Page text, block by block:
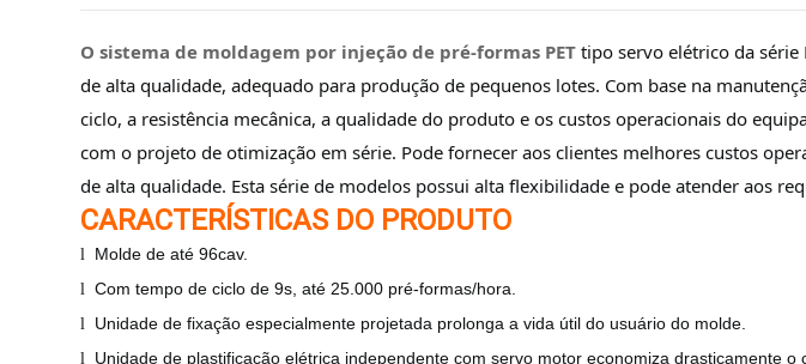
O sistema de moldagem por injeção de pré-formas PET tipo servo elétrico da
de alta qualidade, adequado para produção de pequenos lotes. Com base na
ciclo, a resistência mecânica, a qualidade do produto e os custos operacionais do
com o projeto de otimização em série. Pode fornecer aos clientes melhores custos
de alta qualidade. Esta série de modelos possui alta flexibilidade e pode atender aos
CARACTERÍSTICAS DO PRODUTO
l Molde de até 96cav.
l Com tempo de ciclo de 9s, até 25.000 pré-formas/hora.
l Unidade de fixação especialmente projetada prolonga a vida útil do usuário do molde.
l Unidade de plastificação elétrica independente com servo motor economiza drasticamente o